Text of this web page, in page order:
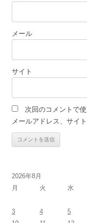
メール
サイト
次回のコメントで
メールアドレス、サイ
2026年8月
月
火 水
3
4 5